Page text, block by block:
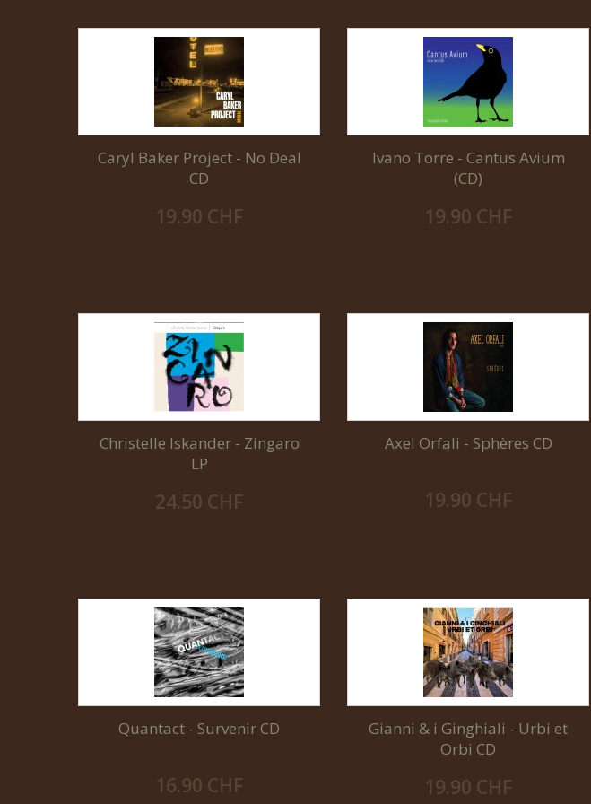
Caryl Baker Project - No Deal
CD
19.90 CHF
Ivano Torre - Cantus Avium
(CD)
19.90 CHF
Christelle Iskander - Zingaro
LP
24.50 CHF
Axel Orfali - Sphères CD
19.90 CHF
Quantact - Survenir CD
16.90 CHF
Gianni & i Ginghiali - Urbi et
Orbi CD
19.90 CHF